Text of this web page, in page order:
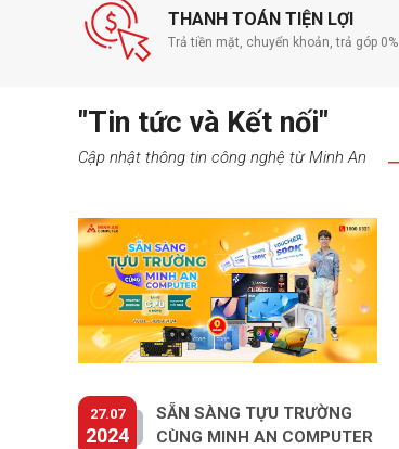
THANH TOÁN TIỆN LỢI
Trả tiền mặt, chuyển khoản, trả góp 0%
"Tin tức và Kết nối"
Cập nhật thông tin công nghệ từ Minh An
27.07
2024
SẴN SÀNG TỰU TRƯỜNG
CÙNG MINH AN COMPUTER